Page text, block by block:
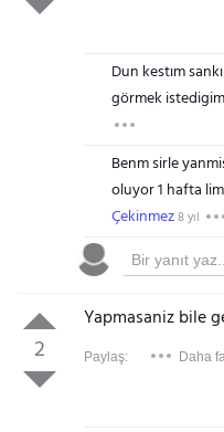
Dun kestım
görmek
Benm sirle
oluyor 1 hafta
Çekinmez8 yıl
2
Yapmasaniz bile
Paylaş: Daha